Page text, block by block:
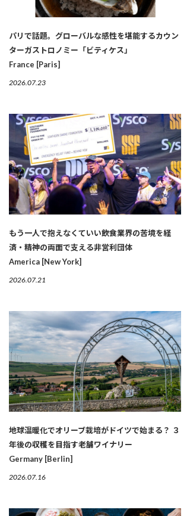
パリで話題。グローバルな感性を堪能するカウン
ターガストロノミー「ビティケス」
France [Paris]
2026.07.23
もう一人で抱えなくていい――飲食業界の苦境を経
済・精神の両面で支える非営利団体
America [New York]
2026.07.21
地球温暖化でオリーブ栽培がドイツで始まる？ ３
年後の収穫を目指す老舗ワイナリー
Germany [Berlin]
2026.07.16